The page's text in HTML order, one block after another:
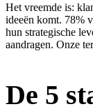
Het vreemde is:
ideeën komt. 78%
hun strategische
aandragen. Onze
De 5